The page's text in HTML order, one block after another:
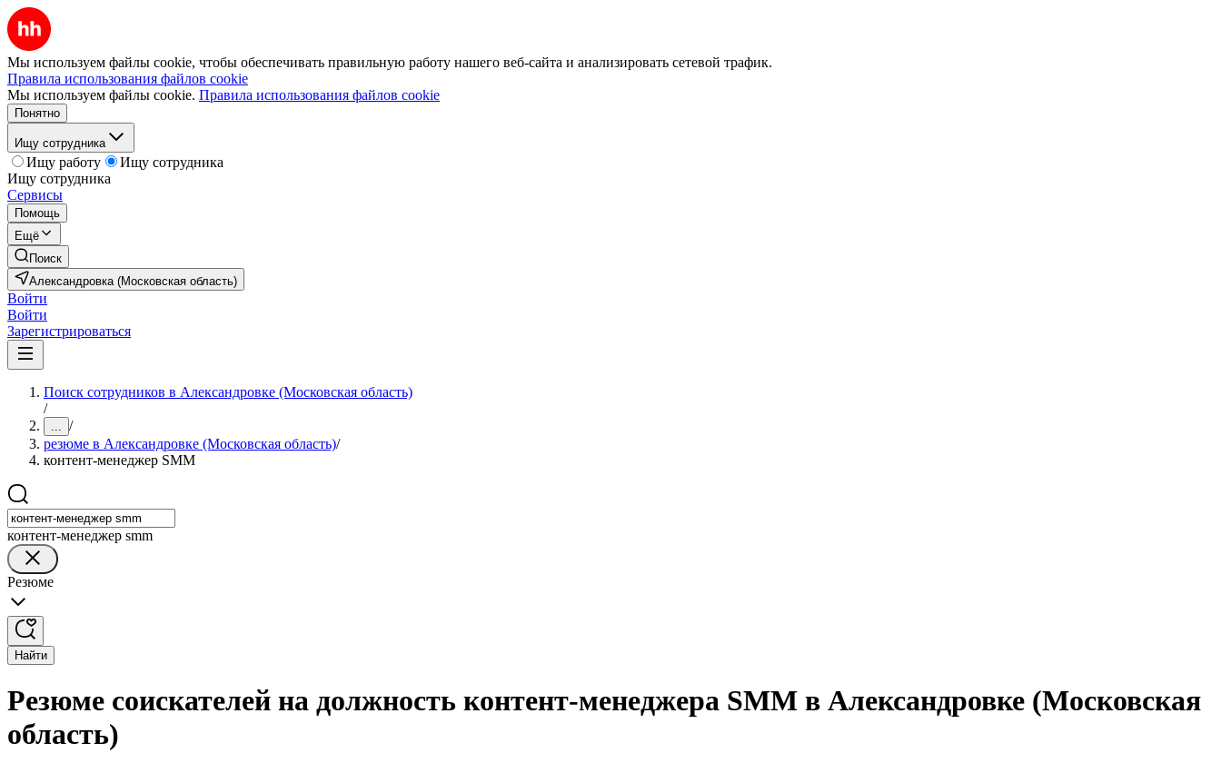
Мы используем файлы cookie, чтобы обеспечивать правильную работу нашего веб-сайта и анализировать сетевой трафик.
Правила использования файлов cookie
Мы используем файлы cookie. Правила использования файлов cookie
Понятно
Ищу сотрудника
Ищу работу
Ищу сотрудника
Ищу сотрудника
Сервисы
Помощь
Ещё
Поиск
Александровка (Московская область)
Войти
Войти
Зарегистрироваться
Поиск сотрудников в Александровке (Московская область)
/
... /
резюме в Александровке (Московская область)/
контент-менеджер SMM
контент-менеджер smm
Резюме
Найти
Резюме соискателей на должность контент-менеджера SMM в Александровке (Московская
область)